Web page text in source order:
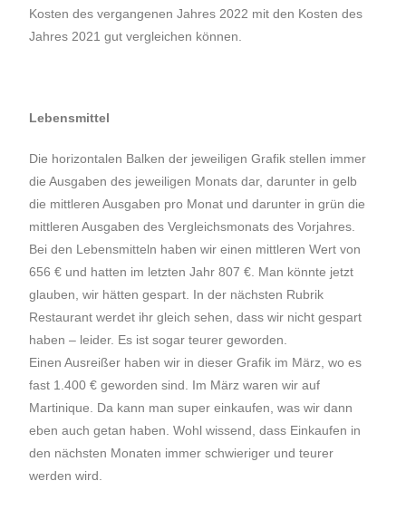
Kosten des vergangenen Jahres 2022 mit den Kosten des
Jahres 2021 gut vergleichen können.
Lebensmittel
Die horizontalen Balken der jeweiligen Grafik stellen immer
die Ausgaben des jeweiligen Monats dar, darunter in gelb
die mittleren Ausgaben pro Monat und darunter in grün die
mittleren Ausgaben des Vergleichsmonats des Vorjahres.
Bei den Lebensmitteln haben wir einen mittleren Wert von
656 € und hatten im letzten Jahr 807 €. Man könnte jetzt
glauben, wir hätten gespart. In der nächsten Rubrik
Restaurant werdet ihr gleich sehen, dass wir nicht gespart
haben – leider. Es ist sogar teurer geworden.
Einen Ausreißer haben wir in dieser Grafik im März, wo es
fast 1.400 € geworden sind. Im März waren wir auf
Martinique. Da kann man super einkaufen, was wir dann
eben auch getan haben. Wohl wissend, dass Einkaufen in
den nächsten Monaten immer schwieriger und teurer
werden wird.